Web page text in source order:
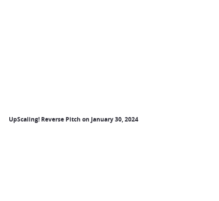
UpScaling! Reverse Pitch on January 30, 2024